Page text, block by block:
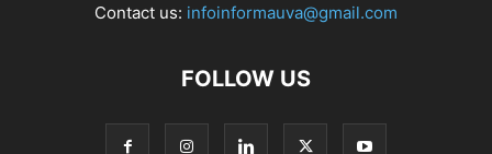
Contact us: infoinformauva@gmail.com
FOLLOW US